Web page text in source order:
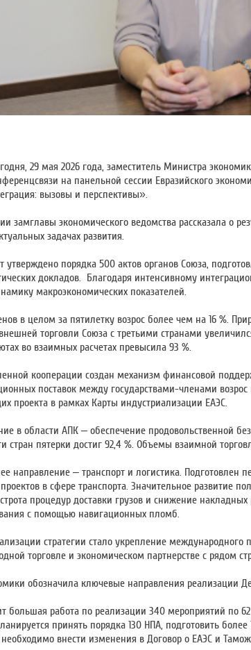
29 мая 2026 года, заместитель Министра
на панельной сессии Евразийского
вызовы и перспективы».
замглавы экономического ведомства рассказала о
задачах развития.
утверждено порядка 500 актов органов Союза,
докладов. Благодаря интенсивному
макроэкономических показателей.
в целом за пятилетку возрос более чем на 16 %.
торговли Союза с третьими странами
во взаимных расчетах превысила 93 %.
кооперации создан механизм финансовой
поставок между государствами-членами возрос
проекта в рамках Карты индустриализации ЕАЭС.
в области АПК – обеспечение продовольственной
стран пятерки достиг 92,4 %. Объемы взаимной
направление – транспорт и логистика. Подготовлен
в сфере транспорта. Значительное развитие
процедур доставки грузов и снижение
с помощью навигационных пломб.
стратегии стало укрепление международного
торговле и экономическом партнерстве с рядом
обозначила ключевые направления реализации
большая работа по реализации 340 мероприятий по
принять порядка 130 НПА, подготовить
внести изменения в Договор о ЕАЭС и